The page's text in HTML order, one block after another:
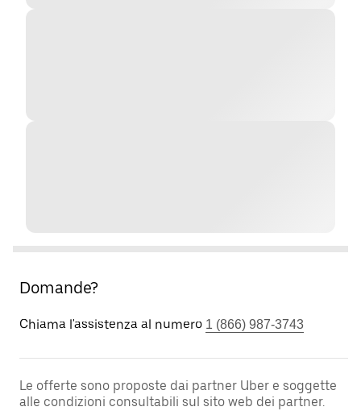
Domande?
Chiama l'assistenza al numero 1 (866) 987-3743
Le offerte sono proposte dai partner Uber e soggette
alle condizioni consultabili sul sito web dei partner.